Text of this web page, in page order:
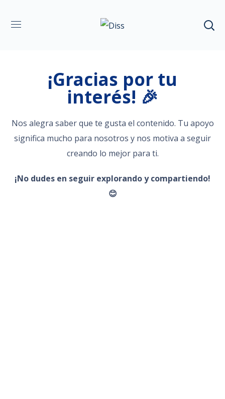
¡Gracias por tu
interés! 🎉
Nos alegra saber que te gusta el contenido. Tu apoyo
significa mucho para nosotros y nos motiva a seguir
creando lo mejor para ti.
¡No dudes en seguir explorando y compartiendo!
😊